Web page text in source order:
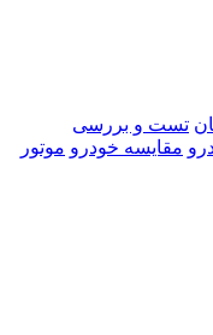
تست و بررسی
مقایسه خودرو موتور